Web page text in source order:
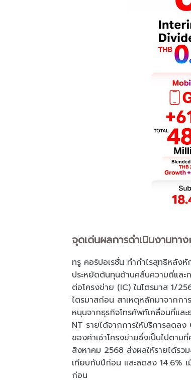
จุดเด่นผลการดำเนินงานทาง
ทรู คอร์ปอเรชั่น ทำกำไรสุทธิหลัง
ประหยัดต้นทุนด้านคลื่นความถี่และ
ต่อโครงข่าย (IC) ในไตรมาส 1/
ไตรมาสก่อน สาเหตุหลักมาจากก
หนุนจากธุรกิจโทรศัพท์เคลื่อนที่และ
NT รายได้จากการให้บริการลดล
ของค่าเช่าโครงข่ายซึ่งเป็นไปต
สิงหาคม 2568 ส่งผลให้รายได้ร
เทียบกับปีก่อน และลดลง 14.6%
ก่อน